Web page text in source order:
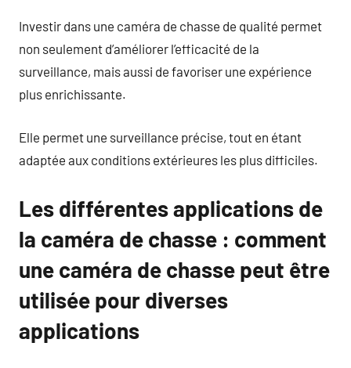
Investir dans une caméra de chasse de qualité permet
non seulement d’améliorer l’efficacité de la
surveillance, mais aussi de favoriser une expérience
plus enrichissante.
Elle permet une surveillance précise, tout en étant
adaptée aux conditions extérieures les plus difficiles.
Les différentes applications de
la caméra de chasse : comment
une caméra de chasse peut être
utilisée pour diverses
applications